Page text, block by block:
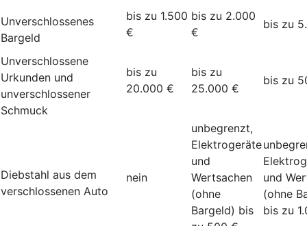
Unverschlossenes
Bargeld
bis zu 1.500
€
bis zu 2.000
€
bis zu
Unverschlossene
Urkunden und
unverschlossener
Schmuck
bis zu
20.000 €
bis zu
25.000 €
bis zu
Diebstahl aus dem
verschlossenen Auto
nein
unbegrenzt,
Elektrogeräte
und
Wertsachen
(ohne
Bargeld) bis
und
(ohne
bis zu